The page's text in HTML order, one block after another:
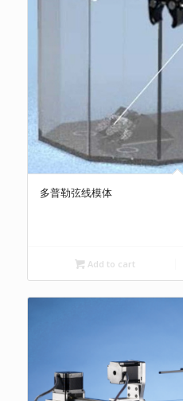
多普勒弦线模体
Add to cart